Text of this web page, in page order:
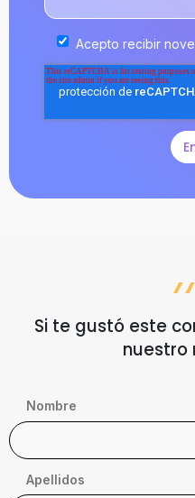
Acepto recibir
Si te gustó este
nuestro
Nombre
Apellidos